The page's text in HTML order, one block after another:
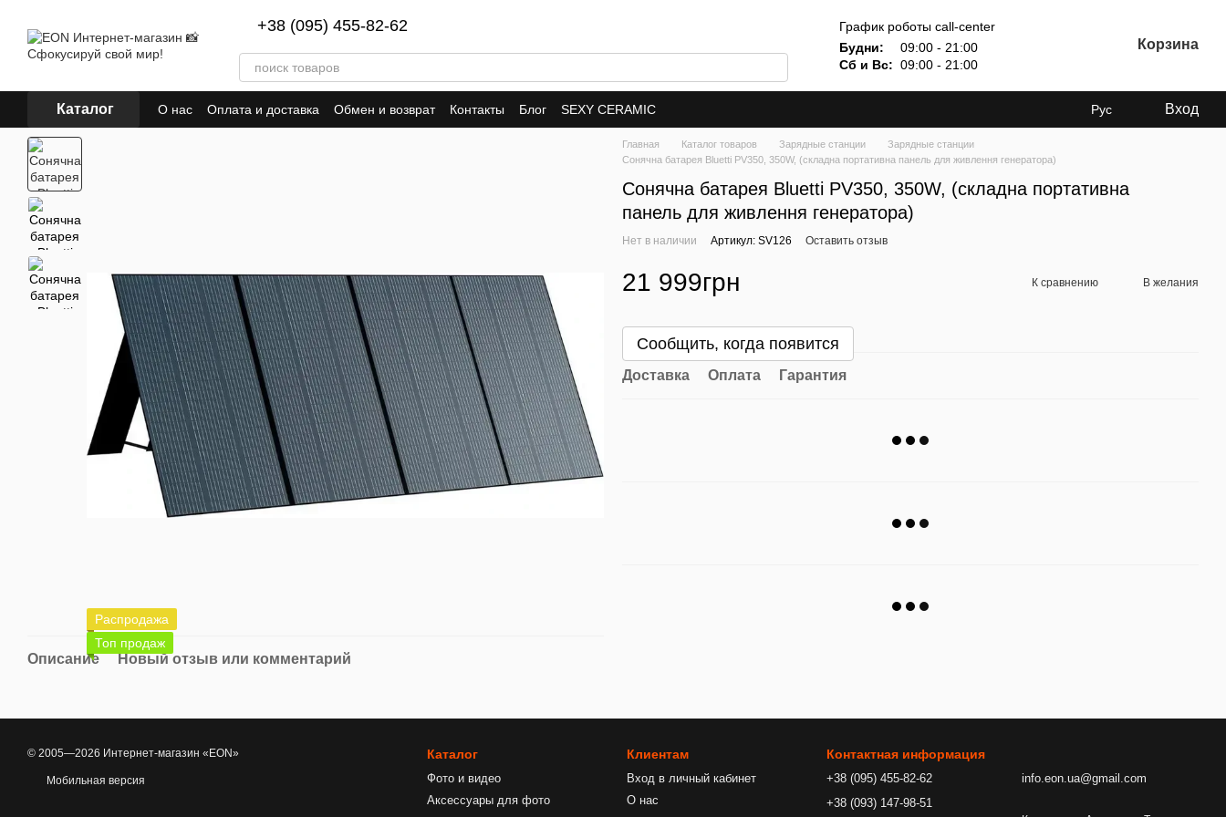
+38 (095) 455-82-62
График роботы call-center
Будни:
09:00 - 21:00
Сб и Вс: 09:00 - 21:00
Корзина
Каталог О нас Оплата и доставка Обмен и возврат Контакты Блог SEXY CERAMIC Рус Вход
Распродажа
Топ продаж
Описание Новый отзыв или комментарий
Главная Каталог товаров Зарядные станции
Зарядные станции
Сонячна батарея Bluetti PV350, 350W, (складна портативна панель для живлення генератора)
Сонячна батарея Bluetti PV350, 350W, (складна портативна
панель для живлення генератора)
Нет в наличии Артикул: SV126 Оставить отзыв
21 999грн К сравнению В желания
Сообщить, когда появится
Доставка Оплата Гарантия
© 2005—2026 Интернет-магазин «EON»
Мобильная версия
Каталог
Фото и видео
Аксессуары для фото
Клиентам
Вход в личный кабинет
О нас
Контактная информация
+38 (095) 455-82-62
+38 (093) 147-98-51
info.eon.ua@gmail.com